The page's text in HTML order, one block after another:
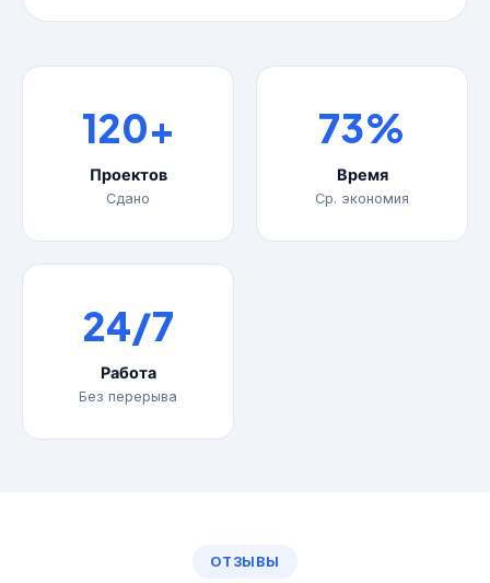
120+
Проектов
Сдано
73%
Время
Ср. экономия
24/7
Работа
Без перерыва
ОТЗЫВЫ